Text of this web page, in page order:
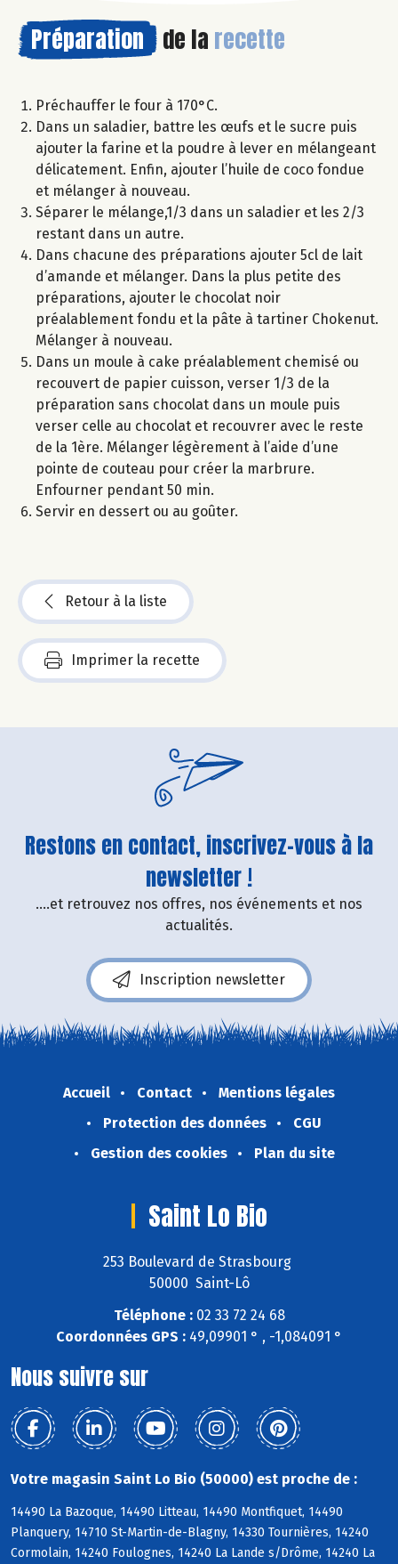
Préparation de la recette
Préchauffer le four à 170°C.
Dans un saladier, battre les œufs et le sucre puis
ajouter la farine et la poudre à lever en mélangeant
délicatement. Enfin, ajouter l’huile de coco fondue
et mélanger à nouveau.
Séparer le mélange,1/3 dans un saladier et les 2/3
restant dans un autre.
Dans chacune des préparations ajouter 5cl de lait
d’amande et mélanger. Dans la plus petite des
préparations, ajouter le chocolat noir
préalablement fondu et la pâte à tartiner Chokenut.
Mélanger à nouveau.
Dans un moule à cake préalablement chemisé ou
recouvert de papier cuisson, verser 1/3 de la
préparation sans chocolat dans un moule puis
verser celle au chocolat et recouvrer avec le reste
de la 1ère. Mélanger légèrement à l’aide d’une
pointe de couteau pour créer la marbrure.
Enfourner pendant 50 min.
Servir en dessert ou au goûter.
Retour à la liste
Imprimer la recette
Restons en contact, inscrivez-vous à la
newsletter !
....et retrouvez nos offres, nos événements et nos
actualités.
Inscription newsletter
Accueil Contact
Mentions légales
Protection des données
CGU
Gestion des cookies
Plan du site
Saint Lo Bio
253 Boulevard de Strasbourg
50000 Saint-Lô
Téléphone :02 33 72 24 68
Coordonnées GPS : 49,09901 ° , -1,084091 °
Nous suivre sur
Votre magasin Saint Lo Bio (50000) est proche de :
14490 La Bazoque, 14490 Litteau, 14490 Montfiquet, 14490
Planquery, 14710 St-Martin-de-Blagny, 14330 Tournières, 14240
Cormolain, 14240 Foulognes, 14240 La Lande s/Drôme, 14240 La